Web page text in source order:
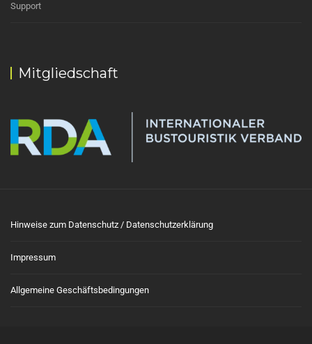
Support
Mitgliedschaft
Hinweise zum Datenschutz / Datenschutzerklärung
Impressum
Allgemeine Geschäftsbedingungen